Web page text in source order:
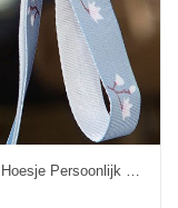
Redmi 7 Hoesje Hoes Anti-fall Mini, Redmi 7 Hoesje Persoonlijk Blauw Beige